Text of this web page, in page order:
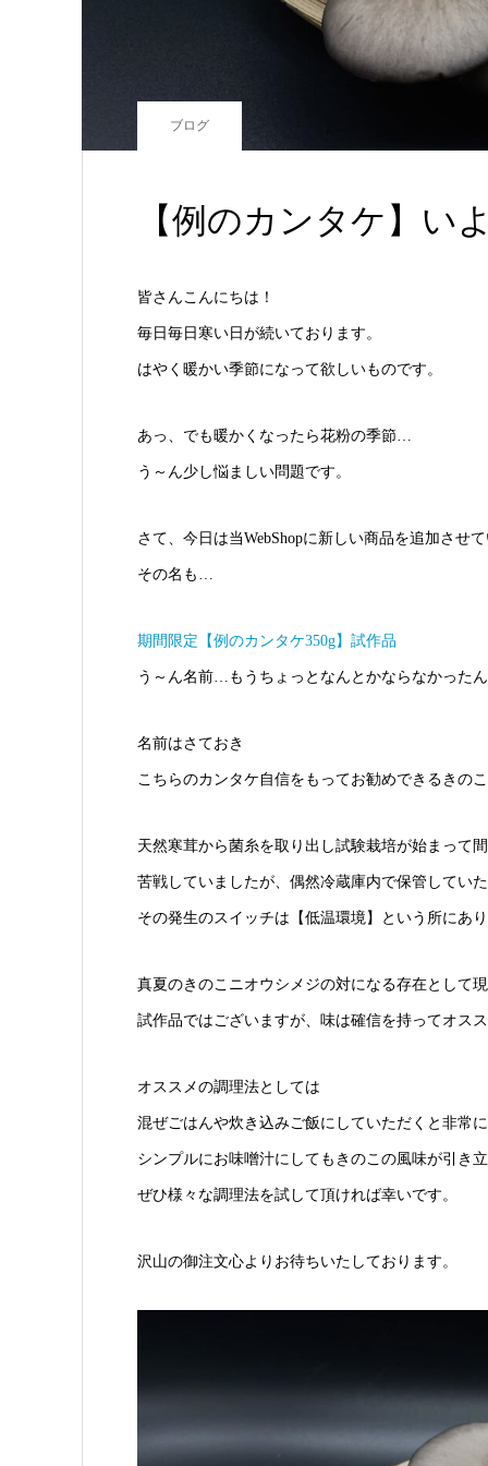
ブログ
【例のカンタケ】い
皆さんこんにちは！
毎日毎日寒い日が続いております。
はやく暖かい季節になって欲しいものです。
あっ、でも暖かくなったら花粉の季節…
う～ん少し悩ましい問題です。
さて、今日は当WebShopに新しい商品を追加させ
その名も…
期間限定【例のカンタケ350g】試作品
う～ん名前…もうちょっとなんとかならなかった
名前はさておき
こちらのカンタケ自信をもってお勧めできるきの
天然寒茸から菌糸を取り出し試験栽培が始まって
苦戦していましたが、偶然冷蔵庫内で保管してい
その発生のスイッチは【低温環境】という所にあ
真夏のきのこニオウシメジの対になる存在として
試作品ではございますが、味は確信を持ってオス
オススメの調理法としては
混ぜごはんや炊き込みご飯にしていただくと非常
シンプルにお味噌汁にしてもきのこの風味が引き
ぜひ様々な調理法を試して頂ければ幸いです。
沢山の御注文心よりお待ちいたしております。